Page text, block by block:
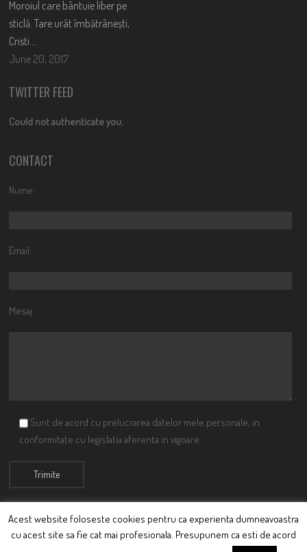
Moroiul care bântuie liber pe
sticlă. Tare urât îmbătrânești,
Cristi….
June 20, 2017
TWITTER FEED
Could not authenticate you.
CONTACT
Nume:
Email:
Mesaj:
Sunt de acord cu prelucrarea datelor mele personale, in
conformitate cu legislatia aferenta in vigoare
© Ciutacu 2015 Parte a Imperiului Ciutacesc.
Acest website foloseste cookies pentru ca experienta dumneavoastra
cu acest site sa fie cat mai profesionala. Presupunem ca esti de acord